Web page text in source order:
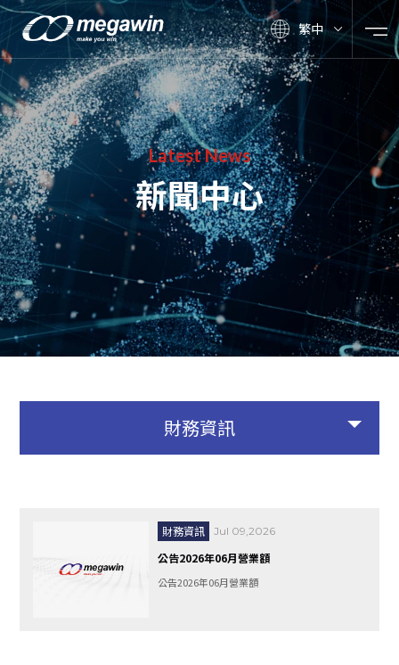
繁中
Latest News
新聞中心
財務資訊
財務資訊 Jul 09,2026
公告2026年06月營業額
公告2026年06月營業額